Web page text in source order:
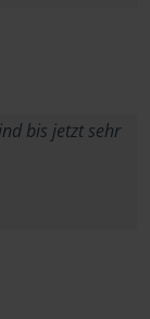
bis jetzt sehr